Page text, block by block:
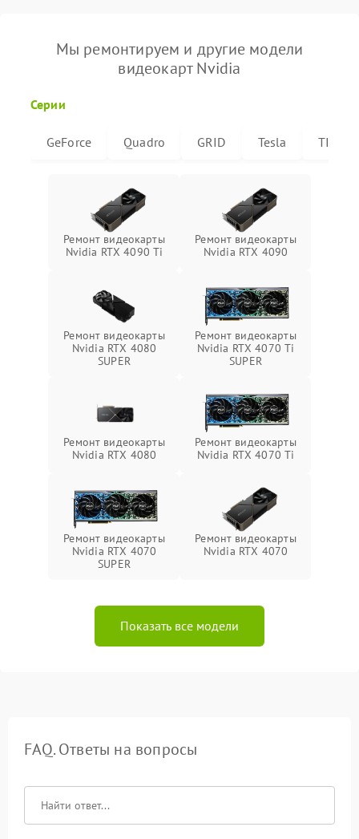
Мы ремонтируем и другие модели
видеокарт Nvidia
Серии
GeForce Quadro GRID Tesla TITAN
Ремонт видеокарты
Nvidia RTX 4090 Ti
Ремонт видеокарты
Nvidia RTX 4090
Ремонт видеокарты
Nvidia RTX 4080
SUPER
Ремонт видеокарты
Nvidia RTX 4070 Ti
SUPER
Ремонт видеокарты
Nvidia RTX 4080
Ремонт видеокарты
Nvidia RTX 4070 Ti
Ремонт видеокарты
Nvidia RTX 4070
SUPER
Ремонт видеокарты
Nvidia RTX 4070
Показать все модели
FAQ. Ответы на вопросы